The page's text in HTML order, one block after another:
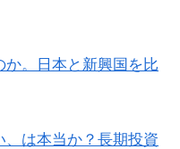
。日本と新興国を比
は本当か？長期投資